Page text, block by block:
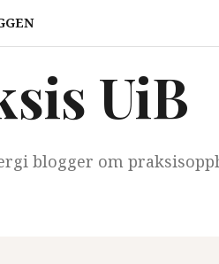
UiB
blogger om